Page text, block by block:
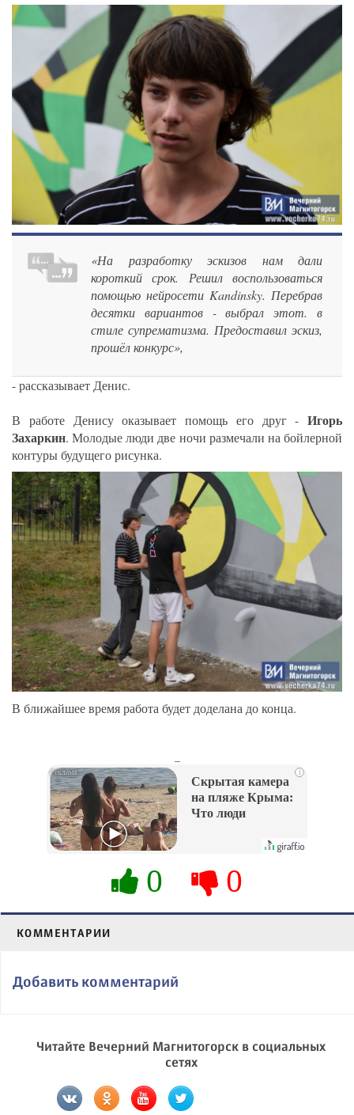
«На разработку эскизов нам дали
короткий срок. Решил воспользоваться
помощью нейросети Kandinsky. Перебрав
десятки вариантов - выбрал этот. в
стиле супрематизма. Предоставил эскиз,
прошёл конкурс»,
- рассказывает Денис.
В работе Денису оказывает помощь его друг - Игорь
Захаркин. Молодые люди две ночи размечали на бойлерной
контуры будущего рисунка.
В ближайшее время работа будет доделана до конца.
i
Скрытая камера
на пляже Крыма:
Что люди
их не видят...
0 0
КОММЕНТАРИИ
Добавить комментарий
Читайте Вечерний Магнитогорск в социальных
сетях